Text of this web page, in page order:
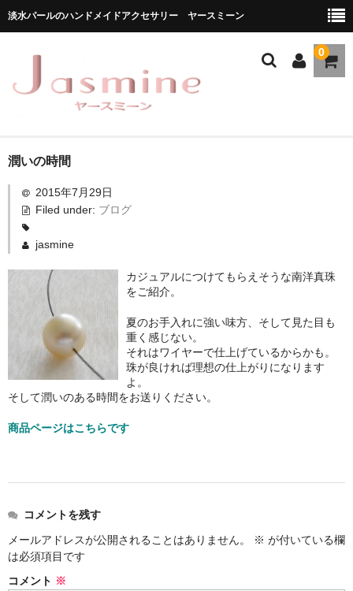
淡水パールのハンドメイドアクセサリー ヤースミーン
0
ホーム
商品一覧
★お勧め商品
メディア掲載
ブログ
お問い合わせ
潤いの時間
2015年7月29日
Filed under: ブログ
jasmine
カジュアルにつけてもらえそうな南洋真珠
をご紹介。
夏のお手入れに強い味方、そして見た目も
重く感じない。
それはワイヤーで仕上げているからかも。
珠が良ければ理想の仕上がりになります
よ。
そして潤いのある時間をお送りください。
商品ページはこちらです
コメントを残す
メールアドレスが公開されることはありません。
※ が付いている欄
は必須項目です
コメント ※